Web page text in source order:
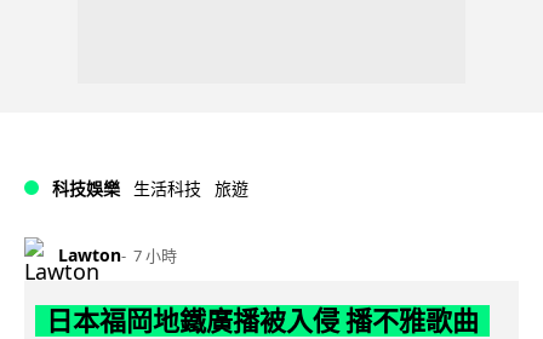
科技娛樂 生活科技 旅遊
Lawton 7 小時
日本福岡地鐵廣播被入侵 播不雅歌曲